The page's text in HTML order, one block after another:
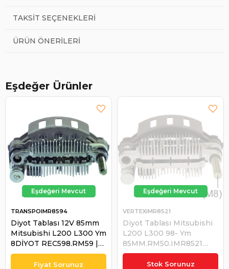
TAKSIT SEÇENEKLERI
ÜRÜN ÖNERILERI
Eşdeğer Ürünler
Diyot Tablası 12V 85mm
Mitsubishi L200 L300 Ym
8DİYOT REC598.RM59 |
TRANSPO IMR8594
TRANSPOIMR8594
Stok Sorunuz
Diyot Tablası Mitsubishi
L200 L300 98- Ym
85MM.RM50.IMR8521
8mm Cıvatalı | VERTEX
IMR8521
VERTEXIMR8521
₺1.183,55